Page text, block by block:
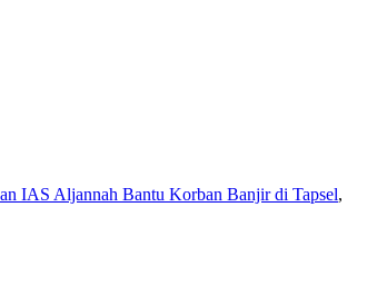
IAS Aljannah Bantu Korban Banjir di Tapsel,